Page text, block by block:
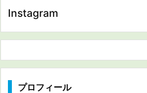
Instagram
プロフィール